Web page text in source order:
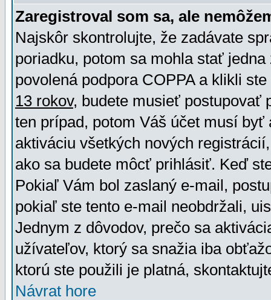
Zaregistroval som sa, ale
Najskôr skontrolujte, že zadávate
poriadku, potom sa mohla stať
povolená podpora COPPA a klikli
13 rokov, budete musieť postupovať
ten prípad, potom Váš účet musí
aktiváciu všetkých nových
ako sa budete môcť prihlásiť. Keď
Pokiaľ Vám bol zaslaný e-mail,
pokiaľ ste tento e-mail neobdržali,
Jednym z dôvodov, prečo sa
užívateľov, ktorý sa snažia iba
ktorú ste použili je platná,
Návrat hore